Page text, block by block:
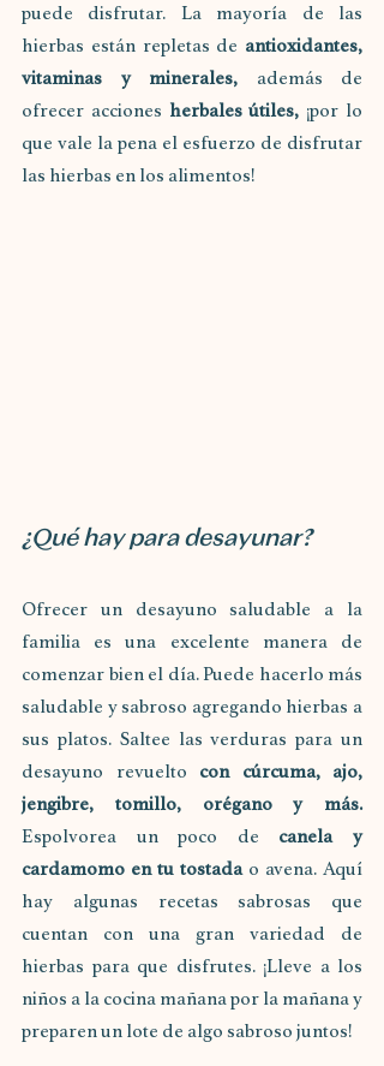
puede disfrutar. La mayoría de las
hierbas están repletas de antioxidantes,
vitaminas y minerales, además de
ofrecer acciones herbales útiles, ¡por lo
que vale la pena el esfuerzo de disfrutar
las hierbas en los alimentos!
¿Qué hay para desayunar?
Ofrecer un desayuno saludable a la
familia es una excelente manera de
comenzar bien el día. Puede hacerlo más
saludable y sabroso agregando hierbas a
sus platos. Saltee las verduras para un
desayuno revuelto con cúrcuma, ajo,
jengibre, tomillo, orégano y más.
Espolvorea un poco de canela y
cardamomo en tu tostada o avena. Aquí
hay algunas recetas sabrosas que
cuentan con una gran variedad de
hierbas para que disfrutes. ¡Lleve a los
niños a la cocina mañana por la mañana y
preparen un lote de algo sabroso juntos!